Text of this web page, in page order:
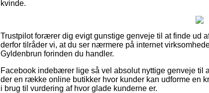
kvinde.
Trustpilot forærer dig evigt gunstige genveje til at finde ud
derfor tilråder vi, at du ser nærmere på internet
Gyldenbrun forinden du handler.
Facebook indebærer lige så vel absolut nyttige genveje til
der en række online butikker hvor kunder kan udforme en
i brug til vurdering af hvor glade kunderne er.